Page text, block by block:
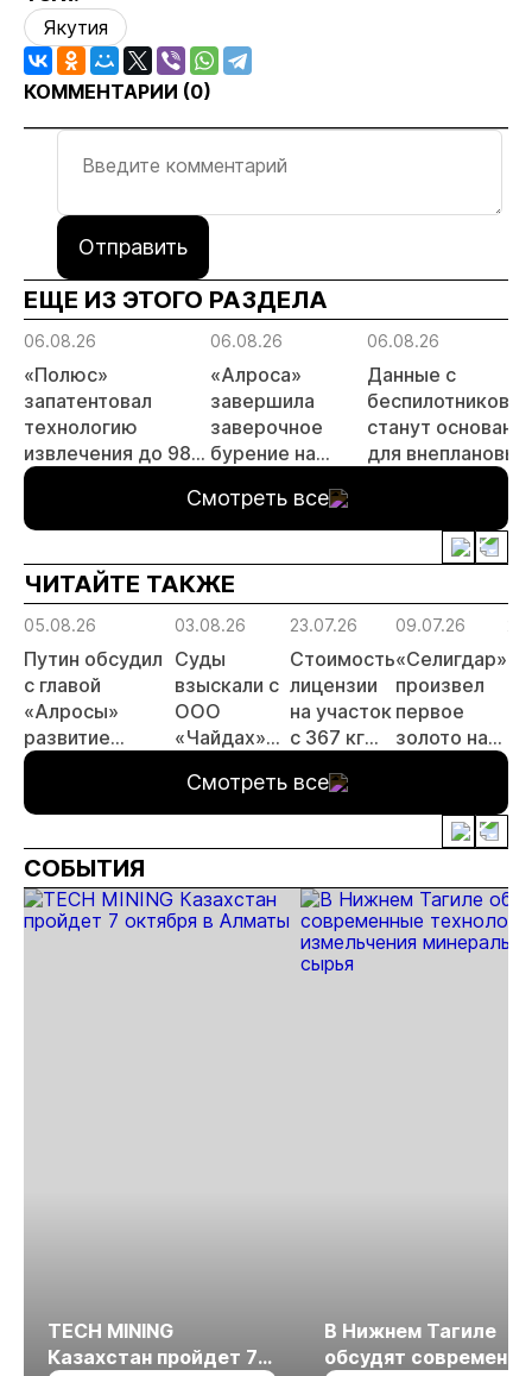
Якутия
КОММЕНТАРИИ (0)
Отправить
ЕЩЕ ИЗ ЭТОГО РАЗДЕЛА
06.08.26
«Полюс»
запатентовал
технологию
извлечения до 98%
золота из
металлургического
шлака
06.08.26
«Алроса»
завершила
заверочное
бурение на
месторождении
Дегдекан
06.08.26
Данные с
беспилотников
станут
для внеплановых
Смотреть все
ЧИТАЙТЕ ТАКЖЕ
05.08.26
Путин обсудил
с главой
«Алросы»
развитие
золотодобычи
энергетических
проектов в
Якутии
03.08.26
Суды
взыскали с
ООО
«Чайдах»
рублей за
незаконную
добычу
Якутии
23.07.26
Стоимость
лицензии
на участок
с 367 кг
Якутии
выросла
почти в 50
09.07.26
«Селигдар»
произвел
первое
золото на
Смотреть все
СОБЫТИЯ
TECH MINING
Казахстан пройдет 7
В Нижнем Тагиле
обсудят